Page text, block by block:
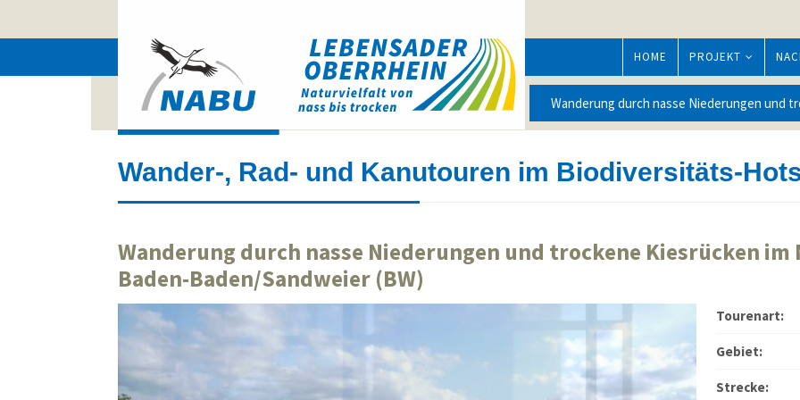
HOME PROJEKT
Wander-, Rad- und Kanutouren im Biodiversitäts-
Wanderung durch nasse Niederungen und trockene Kiesrücken im
Baden-Baden/Sandweier (BW)
Tourenart:
Gebiet:
Strecke:
Lorem ipsum dolor sit amet, consectetuer
adipiscing elit. Aenean commodo ligula eget dolor.
Good Service
Lorem ipsum dolor sit amet, consectetuer
adipiscing elit. Aenean commodo ligula eget dolor.